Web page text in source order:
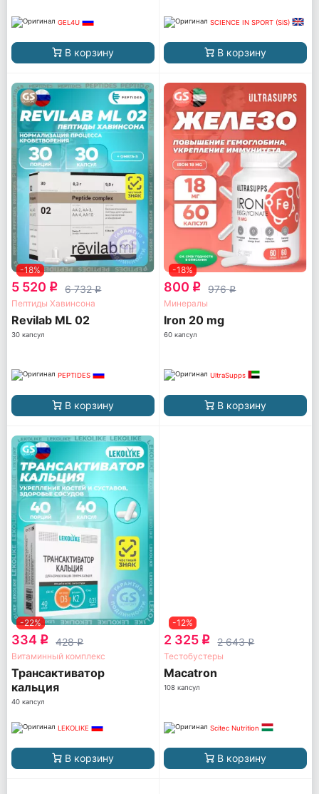
GEL4U
В корзину
SCIENCE IN SPORT (SiS)
В корзину
-18%
5 520 q 6 732q
Пептиды Хавинсона
Revilab ML 02
30 капсул
PEPTIDES
В корзину
-18%
800 q 976q
Минералы
Iron 20 mg
60 капсул
UltraSupps
В корзину
-22%
334 q 428q
Витаминный комплекс
Трансактиватор
кальция
40 капсул
LEKOLIKE
В корзину
-12%
2 325 q 2 643q
Тестобустеры
Macatron
108 капсул
Scitec Nutrition
В корзину